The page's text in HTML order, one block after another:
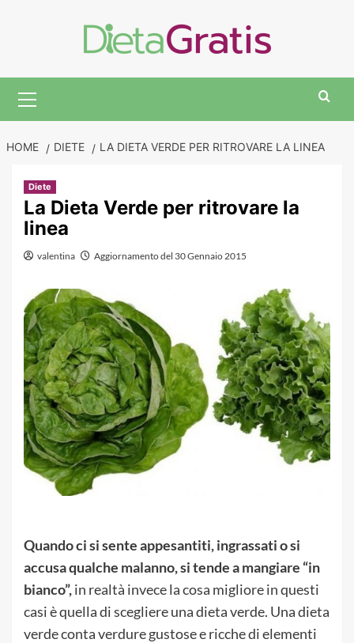
Menu
HOME DIETE LA DIETA VERDE PER RITROVARE LA LINEA
Diete
La Dieta Verde per ritrovare la
linea
valentina Aggiornamento del 30 Gennaio 2015
Quando ci si sente appesantiti, ingrassati o si
accusa qualche malanno, si tende a mangiare “in
bianco”,in realtà invece la cosa migliore in questi
casi è quella di scegliere una dieta verde. Una dieta
verde conta verdure gustose e ricche di elementi